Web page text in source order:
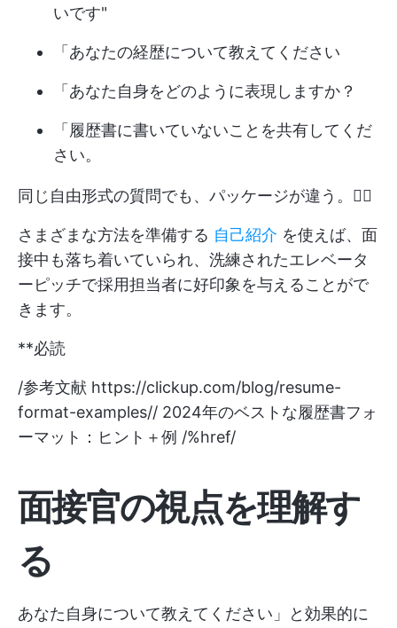
いです"
「あなたの経歴について教えてください
「あなた自身をどのように表現しますか？
「履歴書に書いていないことを共有してくだ
さい。
同じ自由形式の質問でも、パッケージが違う。🤷‍♂️
さまざまな方法を準備する 自己紹介 を使えば、面
接中も落ち着いていられ、洗練されたエレベータ
ーピッチで採用担当者に好印象を与えることがで
きます。
**必読
/参考文献 https://clickup.com/blog/resume-
format-examples// 2024年のベストな履歴書フォ
ーマット：ヒント＋例 /%href/
面接官の視点を理解す
る
あなた自身について教えてください」と効果的に